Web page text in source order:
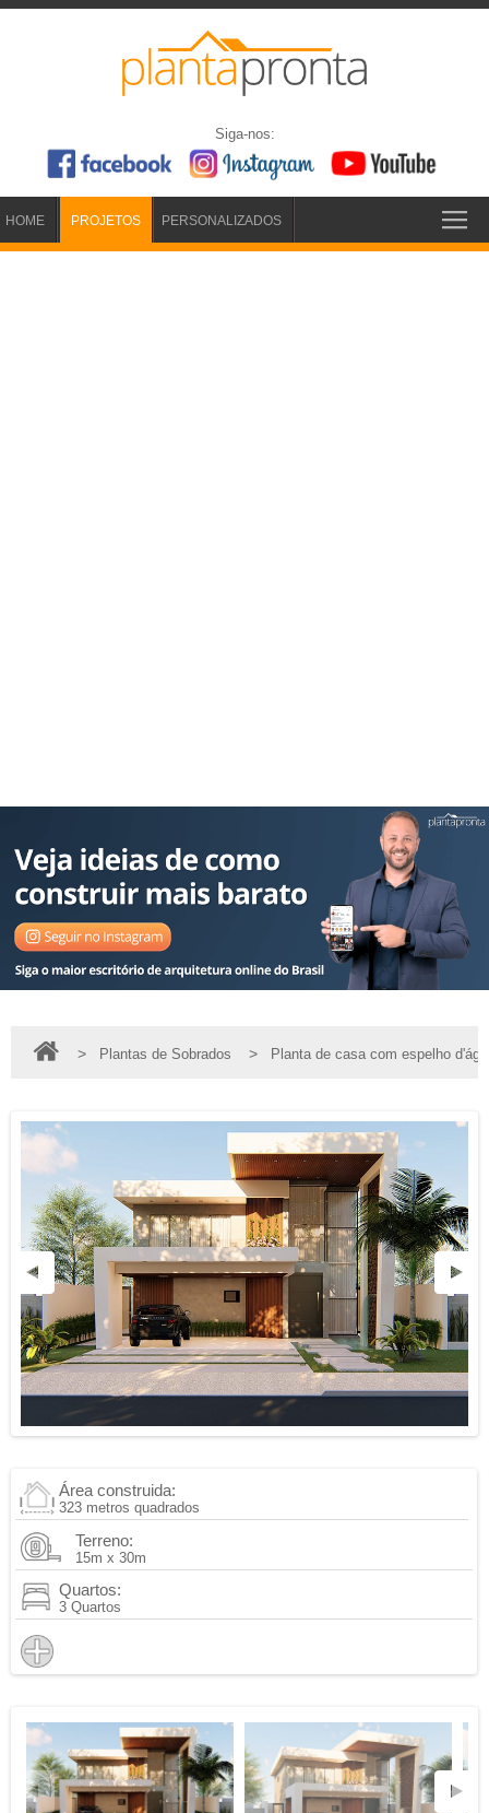
Siga-nos:
HOME PROJETOS PERSONALIZADOS
> Plantas de Sobrados > Planta de casa com espelho
Área construida:
323 metros quadrados
Terreno:
15m x 30m
Quartos:
3 Quartos